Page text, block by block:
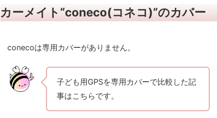
カーメイト“coneco(コネコ)”のカバー
conecoは専用カバーがありません。
子ども用GPSを専用カバーで比較した記
事はこちらです。